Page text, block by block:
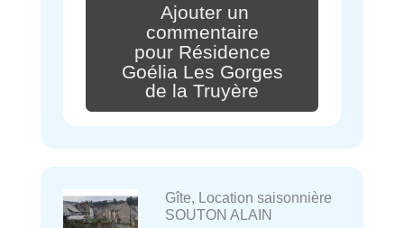
Ajouter un
commentaire
pour Résidence
Goélia Les Gorges
de la Truyère
Gîte, Location saisonnière
SOUTON ALAIN